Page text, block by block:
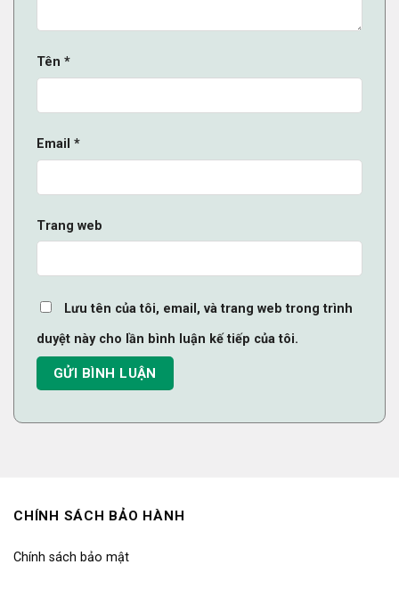
Tên *
Email *
Trang web
Lưu tên của tôi, email, và trang web trong trình
duyệt này cho lần bình luận kế tiếp của tôi.
CHÍNH SÁCH BẢO HÀNH
Chính sách bảo mật